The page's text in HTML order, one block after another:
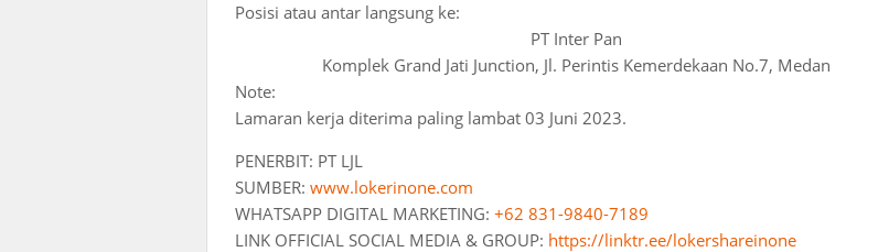
Posisi atau antar langsung ke:
PT Inter Pan
Komplek Grand Jati Junction, Jl. Perintis Kemerdekaan No.7, Medan
Note:
Lamaran kerja diterima paling lambat 03 Juni 2023.
PENERBIT: PT LJL
SUMBER: www.lokerinone.com
WHATSAPP DIGITAL MARKETING: +62 831-9840-7189
LINK OFFICIAL SOCIAL MEDIA & GROUP: https://linktr.ee/lokershareinone